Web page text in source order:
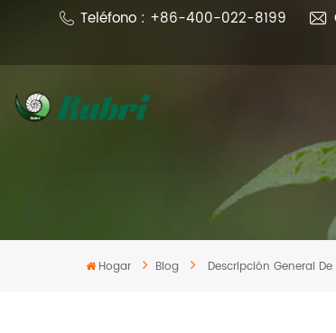
Teléfono : +86-400-022-8199
Hogar Blog Descripción General